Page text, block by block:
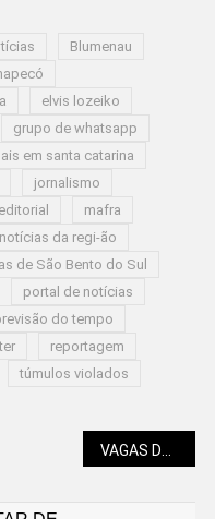
Blumenau
elvis lozeiko
grupo de whatsapp
em santa catarina
jornalismo
mafra
notícias da regi-ão
de São Bento do Sul
portal de notícias
do tempo
reportagem
túmulos violados